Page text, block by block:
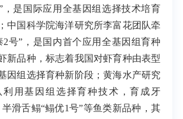
，是国际应用全基因组选择技术培育
中国科学院海洋研究所李富花团队牵
2号”，是国内首个应用全基因组育种
新品种，标志着我国对虾育种由表型
因组选择育种新阶段；黄海水产研究
利用基因组选择育种技术，育成牙
半滑舌鳎“鳎优1号”等鱼类新品种，其